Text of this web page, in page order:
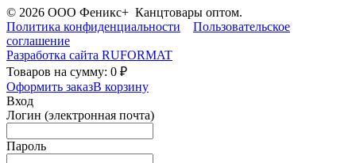
© 2026 ООО Феникс+ Канцтовары оптом.
Политика конфиденциальности
Пользовательское
соглашение
Разработка сайта RUFORMAT
Товаров на сумму: 0 ₽
Оформить заказВ корзину
Вход
Логин (электронная почта)
Пароль